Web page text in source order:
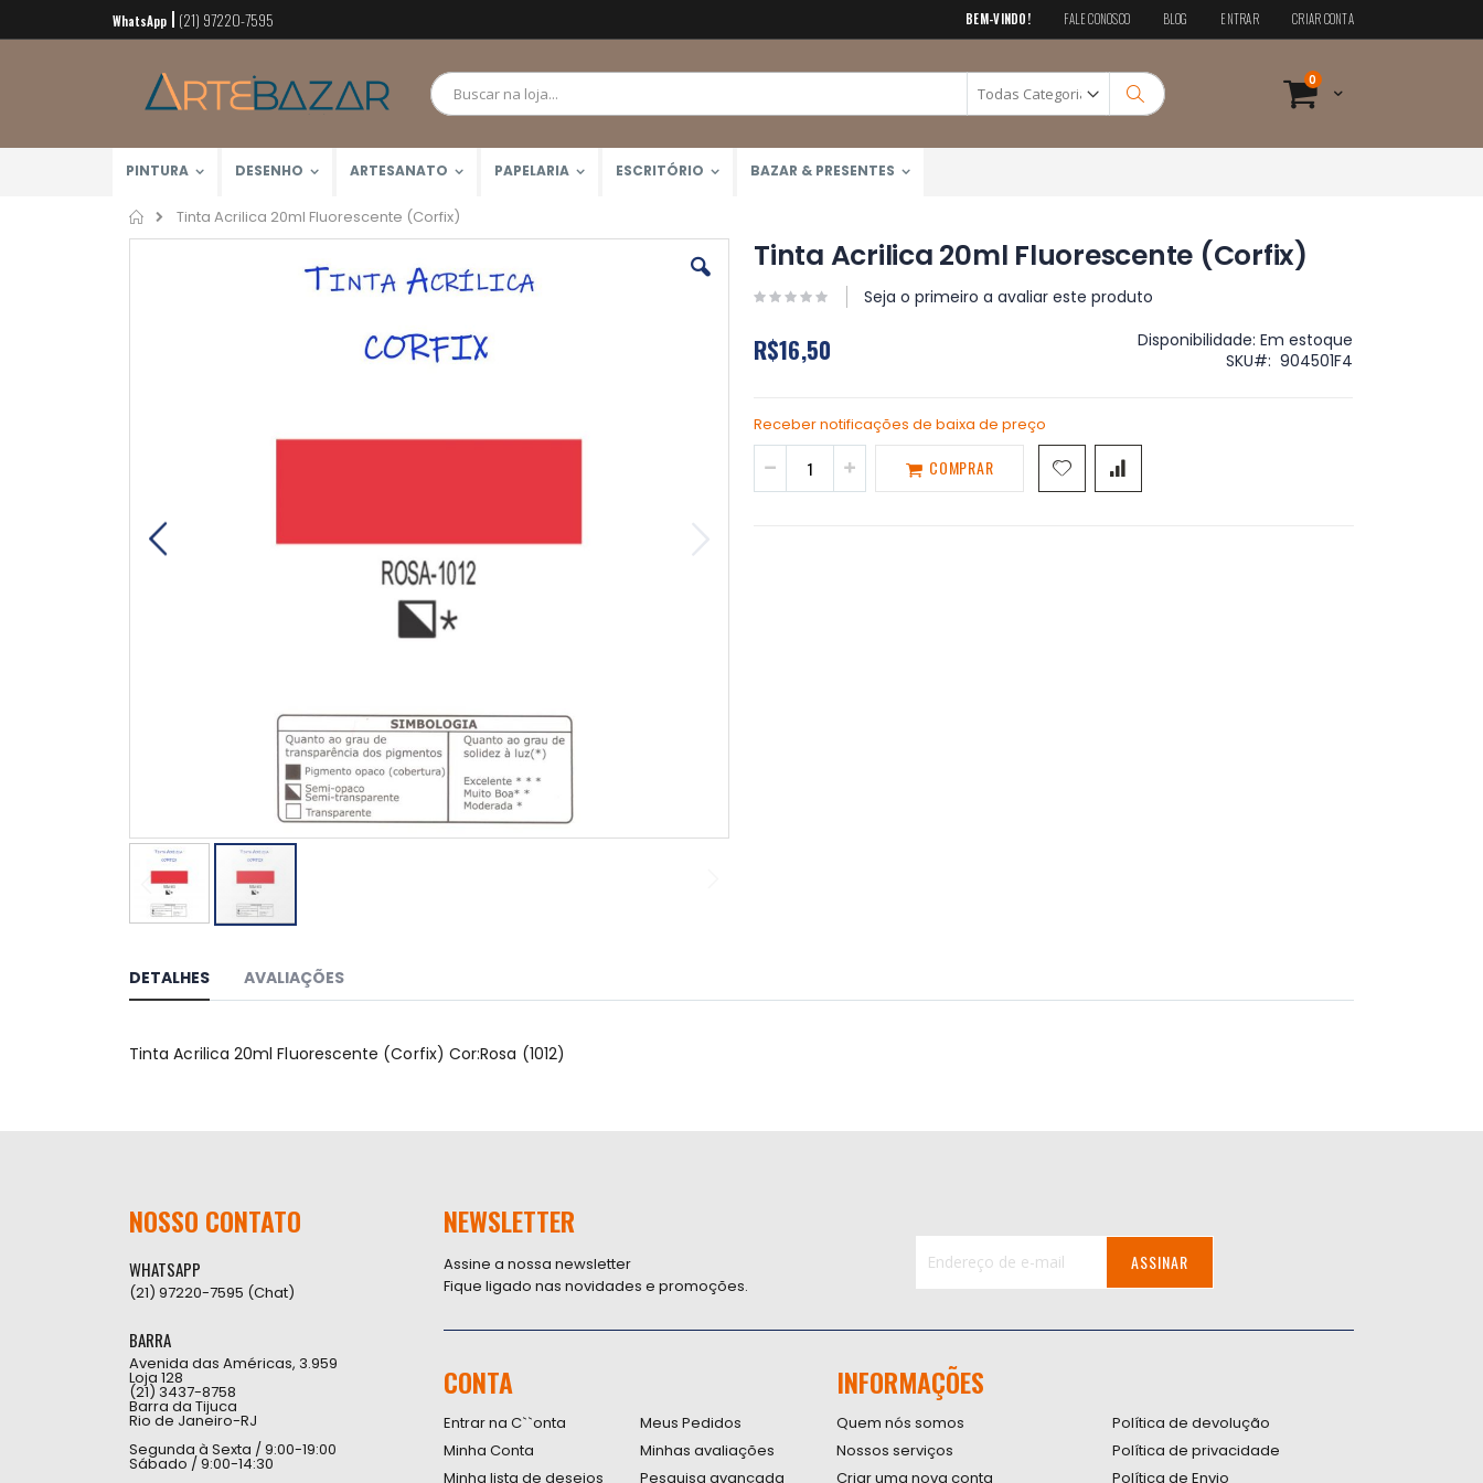
Pular
para
conteúdo
BEM-VINDO! FALE CONOSCO BLOG ENTRAR CRIAR CONTA
Cart
0 itens
Pesquisa
WhatsApp (21) 97220-7595
PINTURA DESENHO ARTESANATO PAPELARIA ESCRITÓRIO BAZAR & PRESENTES
Home
Tinta Acrilica 20ml Fluorescente (Corfix)
Pular
o
início
de
Tinta Acrilica 20ml Fluorescente (Corfix)
Seja o primeiro a avaliar este produto
R$16,50 Disponibilidade: Em estoque
SKU
904501F4
Receber notificações de baixa de preço
COMPRAR
DETALHES
Tinta Acrilica 20ml Fluorescente (Corfix) Cor:Rosa (1012)
AVALIAÇÕES
NOSSO CONTATO
WHATSAPP
(21) 97220-7595 (Chat)
BARRA
Avenida das Américas, 3.959
Loja 128
(21) 3437-8758
Barra da Tijuca
Rio de Janeiro-RJ
Segunda à Sexta / 9:00-19:00
Sábado / 9:00-14:30
NEWSLETTER
Assine a nossa newsletter
Fique ligado nas novidades e promoções.
nossa
Newsletter:
ASSINAR
CONTA
Entrar na C``onta
Minha Conta
Minha lista de desejos
Meus Pedidos
Minhas avaliações
Pesquisa avançada
INFORMAÇÕES
Quem nós somos
Nossos serviços
Criar uma nova conta
Política de devolução
Política de privacidade
Política de Envio